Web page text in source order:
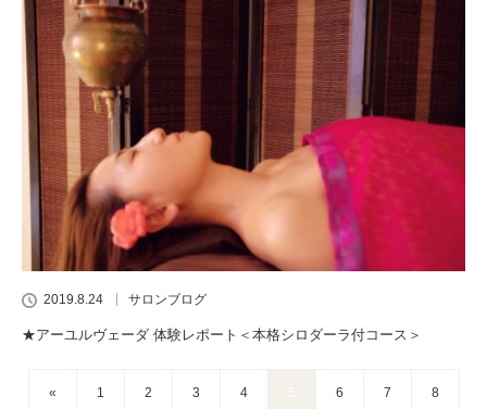
2019.8.24 サロンブログ
★アーユルヴェーダ 体験レポート＜本格シロダーラ付コース＞
« 1 2 3 4 6 7 8